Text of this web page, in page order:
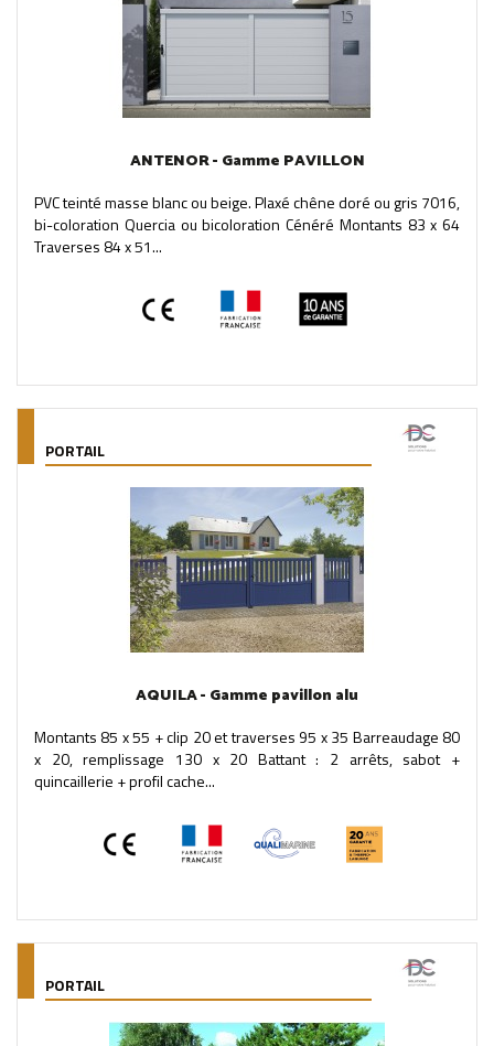
ANTENOR - Gamme PAVILLON
PVC teinté masse blanc ou beige. Plaxé chêne doré ou gris 7016,
bi-coloration Quercia ou bicoloration Cénéré Montants 83 x 64
Traverses 84 x 51...
PORTAIL
AQUILA - Gamme pavillon alu
Montants 85 x 55 + clip 20 et traverses 95 x 35 Barreaudage 80
x 20, remplissage 130 x 20 Battant : 2 arrêts, sabot +
quincaillerie + profil cache...
PORTAIL